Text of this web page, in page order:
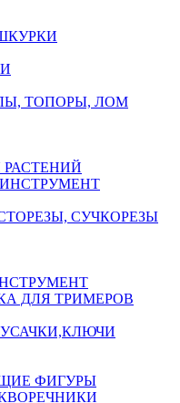
ТОПОРЫ, ЛОМ
РАСТЕНИЙ
СУЧКОРЕЗЫ
ДЛЯ ТРИМЕРОВ
ФИГУРЫ